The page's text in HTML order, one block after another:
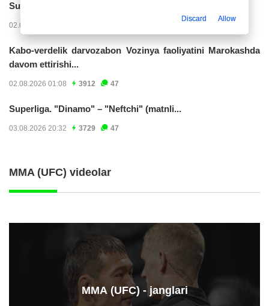
Superliga. “Buxoro” - “Lokomotiv”...
02.08.2026 03:08
Kabo-verdelik darvozabon Vozinya faoliyatini Marokashda
davom ettirishi...
02.08.2026 01:08 3912 47
Superliga. "Dinamo" – "Neftchi" (matnli...
03.08.2026 20:32 3729 47
MMA (UFC) videolar
ММА (UFC) - janglari
Discard Allow